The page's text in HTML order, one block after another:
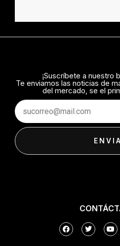
a
c
e
w
i
t
o
u
t
¡Suscríbete a nuestro
Te enviamos las noticias de
del mercado, se el
Email